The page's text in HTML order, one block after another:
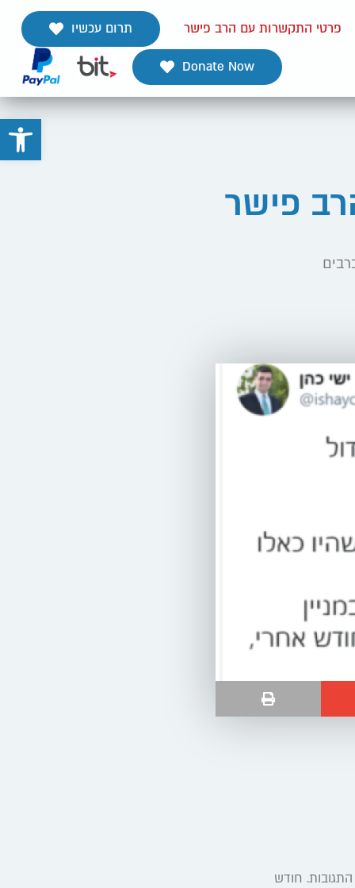
פרטי התקשרות עם הרב פישר תרום עכשיו
Donate Now
פישר
חודש